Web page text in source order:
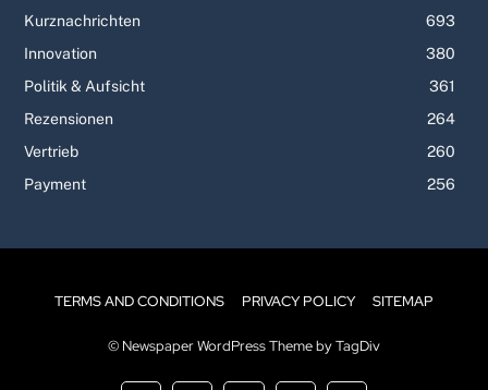
Kurznachrichten
693
Innovation
380
Politik & Aufsicht
361
Rezensionen
264
Vertrieb
260
Payment
256
TERMS AND CONDITIONS PRIVACY POLICY SITEMAP
© Newspaper WordPress Theme by TagDiv